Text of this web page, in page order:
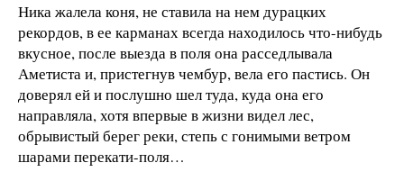
Ника жалела коня, не ставила на нем дурацких
рекордов, в ее карманах всегда находилось что-нибудь
вкусное, после выезда в поля она расседлывала
Аметиста и, пристегнув чембур, вела его пастись. Он
доверял ей и послушно шел туда, куда она его
направляла, хотя впервые в жизни видел лес,
обрывистый берег реки, степь с гонимыми ветром
шарами перекати-поля…